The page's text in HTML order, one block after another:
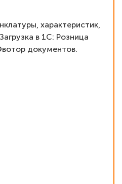
характеристик,
в 1С: Розница
документов.